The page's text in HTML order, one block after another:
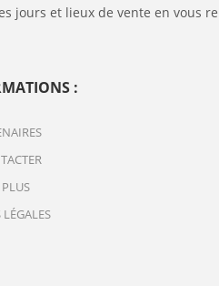
jours et lieux de vente en vous
: